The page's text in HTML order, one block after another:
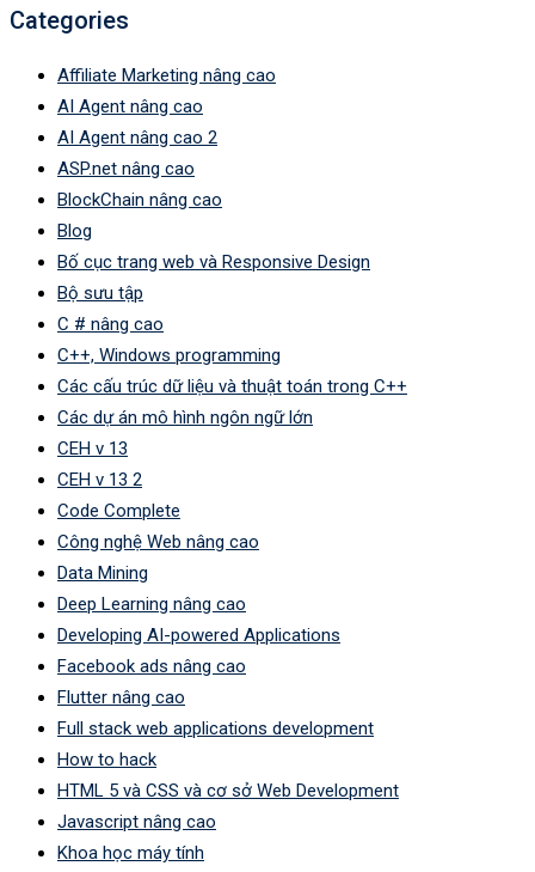
Categories
Affiliate Marketing nâng cao
AI Agent nâng cao
AI Agent nâng cao 2
ASP.net nâng cao
BlockChain nâng cao
Blog
Bố cục trang web và Responsive Design
Bộ sưu tập
C # nâng cao
C++, Windows programming
Các cấu trúc dữ liệu và thuật toán trong C++
Các dự án mô hình ngôn ngữ lớn
CEH v 13
CEH v 13 2
Code Complete
Công nghệ Web nâng cao
Data Mining
Deep Learning nâng cao
Developing AI-powered Applications
Facebook ads nâng cao
Flutter nâng cao
Full stack web applications development
How to hack
HTML 5 và CSS và cơ sở Web Development
Javascript nâng cao
Khoa học máy tính